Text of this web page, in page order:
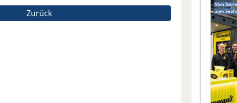
Zurück